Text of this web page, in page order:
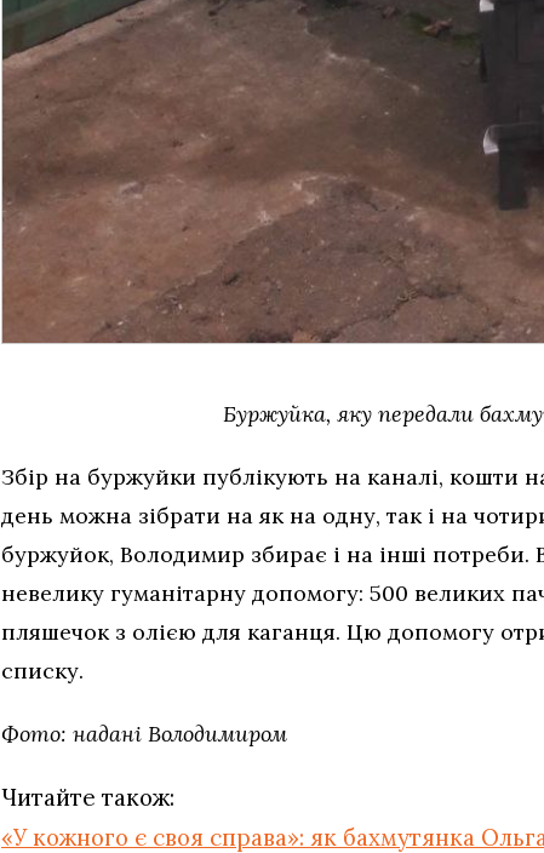
Буржуйка, яку передали
Збір на буржуйки публікують на каналі, кошти
день можна зібрати на як на одну, так і на
буржуйок, Володимир збирає і на інші
невелику гуманітарну допомогу: 500 великих
пляшечок з олією для каганця. Цю допомогу
списку.
Фото: надані Володимиром
Читайте також:
«У кожного є своя справа»: як бахмутянка